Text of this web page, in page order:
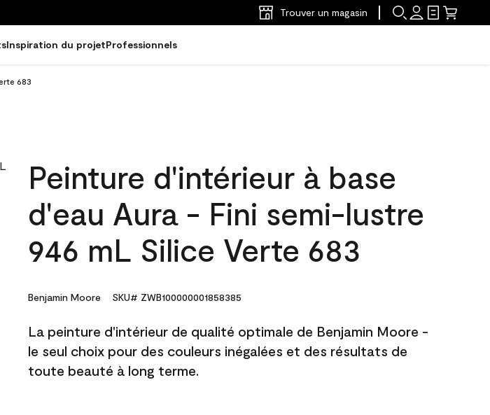
Trouver un magasin
Inspiration du projetProfessionnels
683
Peinture d'intérieur à base
d'eau Aura - Fini semi-lustre
946 mL Silice Verte 683
Benjamin Moore SKU# ZWB100000001858385
La peinture d'intérieur de qualité optimale de Benjamin Moore -
le seul choix pour des couleurs inégalées et des résultats de
toute beauté à long terme.